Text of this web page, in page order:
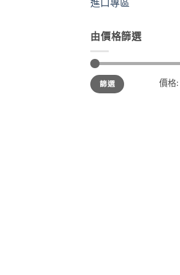
進口專區
由價格篩選
最
低
價
最
高
價
篩選 價格: